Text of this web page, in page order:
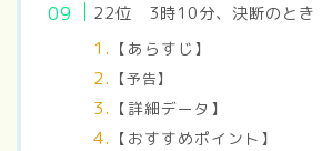
22位 3時10分、決断のとき
【あらすじ】
【予告】
【詳細データ】
【おすすめポイント】